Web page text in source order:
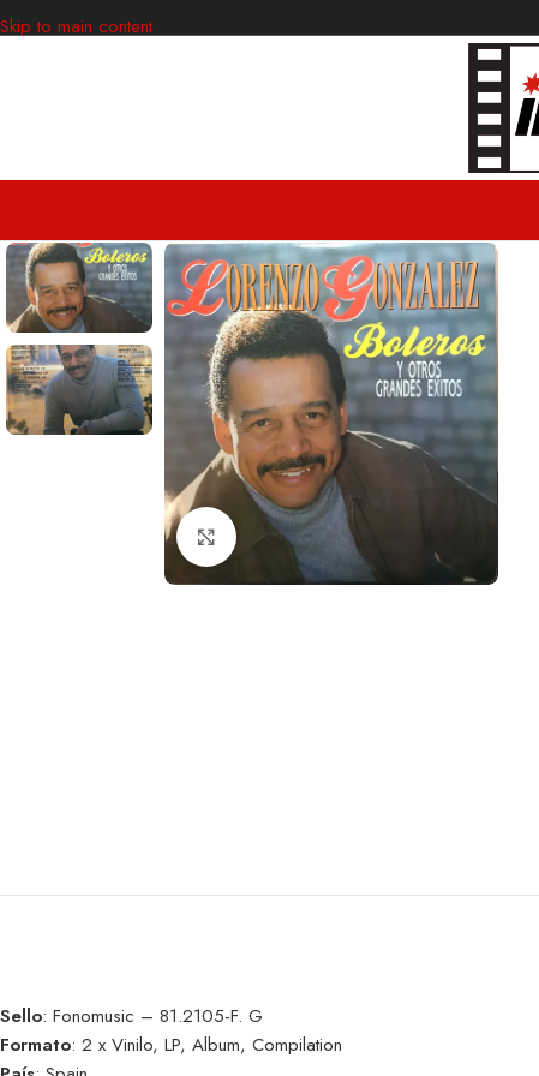
Skip to main content
Clic para ampliar
Sello: Fonomusic – 81.2105-F. G
Formato: 2 x Vinilo, LP, Album, Compilation